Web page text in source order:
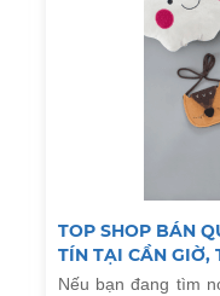
TOP SHOP BÁN
TÍN TẠI CẦN GIỜ,
Nếu bạn đang tìm